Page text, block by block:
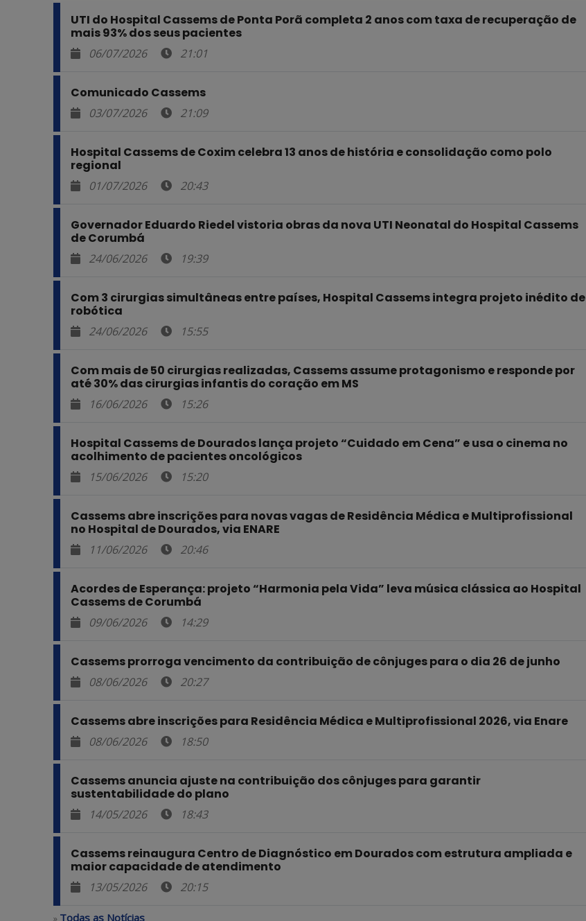
UTI do Hospital Cassems de Ponta Porã completa 2 anos com taxa de recuperação de
mais 93% dos seus pacientes
06/07/2026 21:01
Comunicado Cassems
03/07/2026 21:09
Hospital Cassems de Coxim celebra 13 anos de história e consolidação como polo
regional
01/07/2026 20:43
Governador Eduardo Riedel vistoria obras da nova UTI Neonatal do Hospital Cassems
de Corumbá
24/06/2026 19:39
Com 3 cirurgias simultâneas entre países, Hospital Cassems integra projeto inédito de
robótica
24/06/2026 15:55
Com mais de 50 cirurgias realizadas, Cassems assume protagonismo e responde por
até 30% das cirurgias infantis do coração em MS
16/06/2026 15:26
Hospital Cassems de Dourados lança projeto “Cuidado em Cena” e usa o cinema no
acolhimento de pacientes oncológicos
15/06/2026 15:20
Cassems abre inscrições para novas vagas de Residência Médica e Multiprofissional
no Hospital de Dourados, via ENARE
11/06/2026 20:46
Acordes de Esperança: projeto “Harmonia pela Vida” leva música clássica ao Hospital
Cassems de Corumbá
09/06/2026 14:29
Cassems prorroga vencimento da contribuição de cônjuges para o dia 26 de junho
08/06/2026 20:27
Cassems abre inscrições para Residência Médica e Multiprofissional 2026, via Enare
08/06/2026 18:50
Cassems anuncia ajuste na contribuição dos cônjuges para garantir
sustentabilidade do plano
14/05/2026 18:43
Cassems reinaugura Centro de Diagnóstico em Dourados com estrutura ampliada e
maior capacidade de atendimento
13/05/2026 20:15
» Todas as Notícias